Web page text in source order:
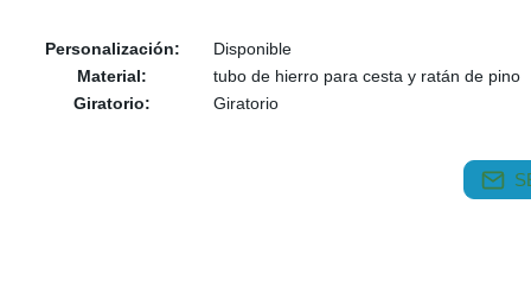
Personalización:
Disponible
Material:
tubo de hierro para cesta y ratán de pino
Giratorio:
Giratorio